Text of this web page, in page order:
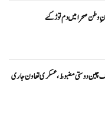
چین دوستی مضبوط، عسکری تعاون جاری